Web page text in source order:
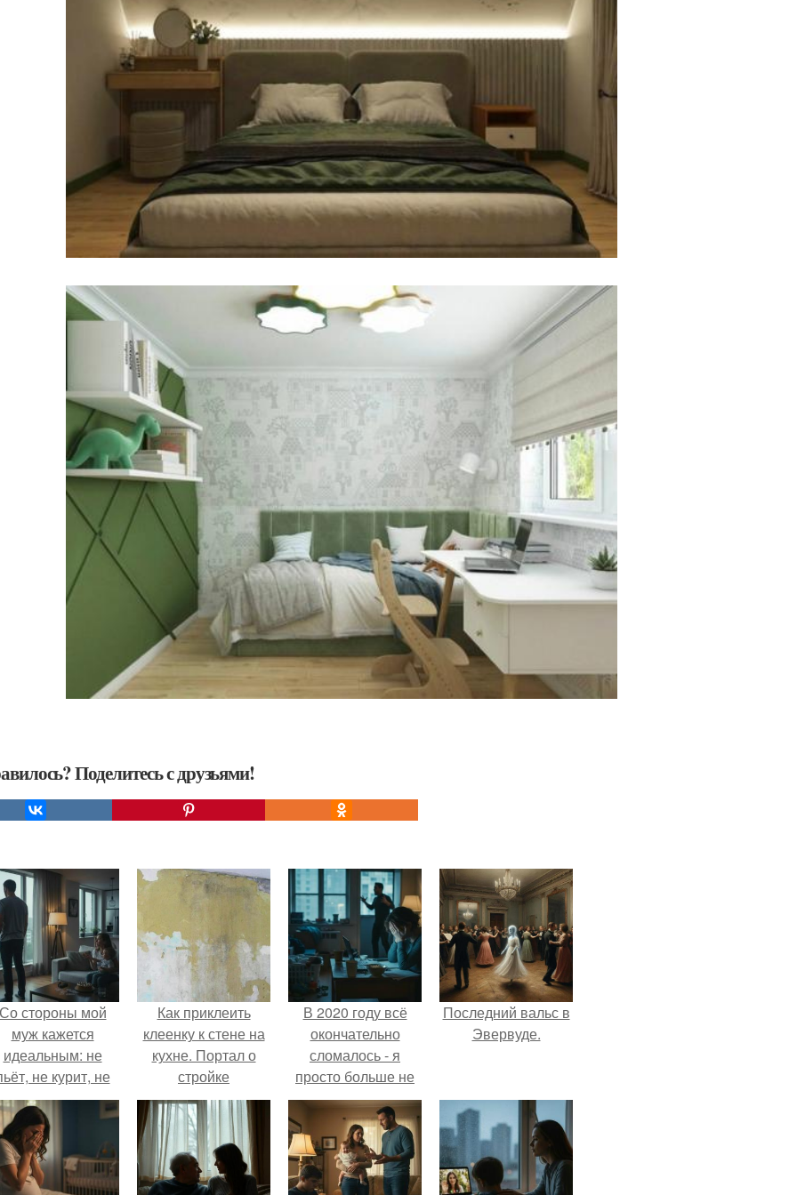
Поделитесь с друзьями!
стороны мой
муж кажется
идеальным: не
не курит, не
поводов для
ревности, с
ребёнком
справляется
отлично, да и
Как приклеить
клеенку к стене на
кухне. Портал о
стройке
В 2020 году всё
окончательно
сломалось - я
просто больше не
тянула всё одна.
Последний вальс в
Эвервуде.